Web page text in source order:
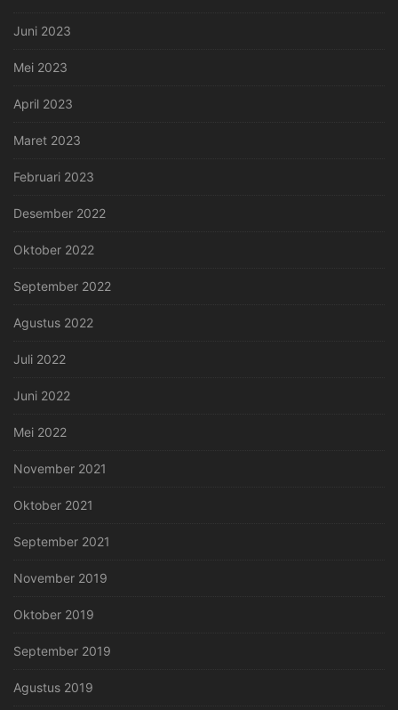
Juni 2023
Mei 2023
April 2023
Maret 2023
Februari 2023
Desember 2022
Oktober 2022
September 2022
Agustus 2022
Juli 2022
Juni 2022
Mei 2022
November 2021
Oktober 2021
September 2021
November 2019
Oktober 2019
September 2019
Agustus 2019